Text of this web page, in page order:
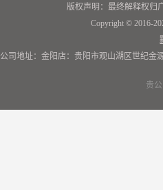
版权声明：最终解释权归
Copyright © 2016-
公司地址：金阳店：贵阳市观山湖区世纪金
贵